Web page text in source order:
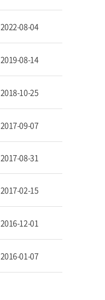
2022-08-04
2019-08-14
2018-10-25
2017-09-07
2017-08-31
2017-02-15
2016-12-01
2016-01-07